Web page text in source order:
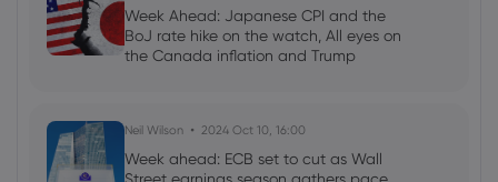
Week Ahead: Japanese CPI and the
BoJ rate hike on the watch, All eyes on
the Canada inflation and Trump
Neil Wilson 2024 Oct 10, 16:00
Week ahead: ECB set to cut as Wall